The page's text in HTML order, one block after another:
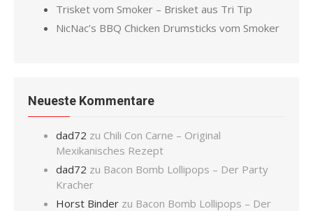
Trisket vom Smoker – Brisket aus Tri Tip
NicNac’s BBQ Chicken Drumsticks vom Smoker
Neueste Kommentare
dad72 zu Chili Con Carne – Original
Mexikanisches Rezept
dad72 zu Bacon Bomb Lollipops – Der Party
Kracher
Horst Binder zu Bacon Bomb Lollipops – Der